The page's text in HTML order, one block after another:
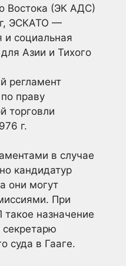
Востока (ЭК АДС)
г, ЭСКАТО —
и социальная
Азии и Тихого
регламент
праву
торговли
г.
в случае
кандидатур
они могут
При
назначение
секретарю
суда в Гааге.